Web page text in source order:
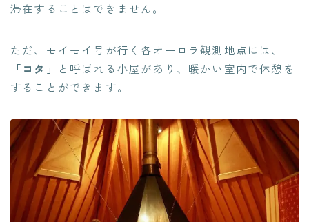
滞在することはできません。
ただ、モイモイ号が行く各オーロラ観測地点には、
「コタ」
と呼ばれる小屋があり、暖かい室内で休憩を
することができます。